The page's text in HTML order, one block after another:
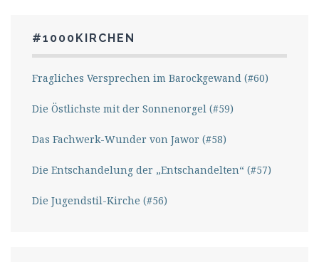
#1000KIRCHEN
Fragliches Versprechen im Barockgewand (#60)
Die Östlichste mit der Sonnenorgel (#59)
Das Fachwerk-Wunder von Jawor (#58)
Die Entschandelung der „Entschandelten“ (#57)
Die Jugendstil-Kirche (#56)